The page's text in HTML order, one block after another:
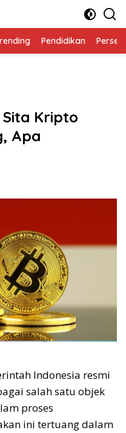
Pendidikan
Sita Kripto
Apa
Indonesia resmi
salah satu objek
proses
ini tertuang dalam